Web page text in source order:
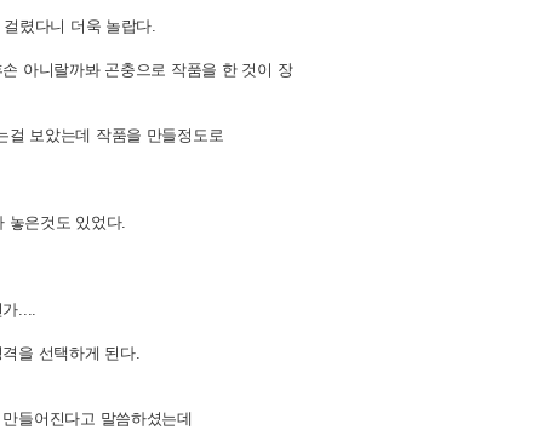
렸다니 더욱 놀랍다.
아니랄까봐 곤충으로 작품을 한 것이 장
걸 보았는데 작품을 만들정도로
놓은것도 있었다.
....
을 선택하게 된다.
들어진다고 말씀하셨는데